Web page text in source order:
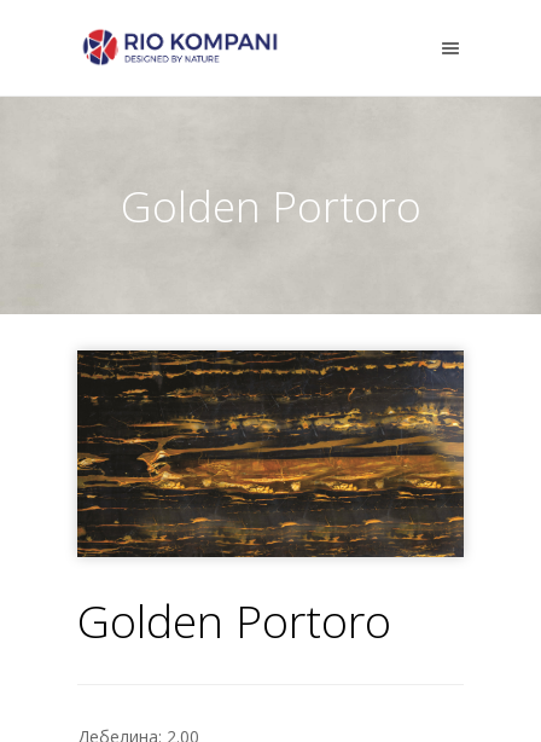
Golden Portoro
Golden Portoro
Дебелина: 2.00